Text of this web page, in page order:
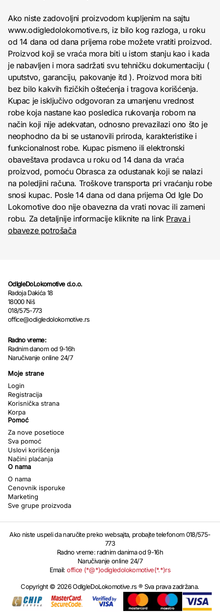
Ako niste zadovoljni proizvodom kupljenim na sajtu
www.odigledolokomotive.rs, iz bilo kog razloga, u roku
od 14 dana od dana prijema robe možete vratiti proizvod.
Proizvod koji se vraća mora biti u istom stanju kao i kada
je nabavljen i mora sadržati svu tehničku dokumentaciju (
uputstvo, garanciju, pakovanje itd ). Proizvod mora biti
bez bilo kakvih fizičkih oštećenja i tragova korišćenja.
Kupac je isključivo odgovoran za umanjenu vrednost
robe koja nastane kao posledica rukovanja robom na
način koji nije adekvatan, odnosno prevazilazi ono što je
neophodno da bi se ustanovili priroda, karakteristike i
funkcionalnost robe. Kupac pismeno ili elektronski
obaveštava prodavca u roku od 14 dana da vraća
proizvod, pomoću Obrasca za odustanak koji se nalazi
na poledjini računa. Troškove transporta pri vraćanju robe
snosi kupac. Posle 14 dana od dana prijema Od Igle Do
Lokomotive doo nije obavezna da vrati novac ili zameni
robu. Za detaljnije informacije kliknite na link Prava i
obaveze potrošača
OdIgleDoLokomotive d.o.o.
Radoja Dakića 18
18000 Niš
018/575-773
office@odigledolokomotive.rs
Radno vreme:
Radnim danom od 9-16h
Naručivanje online 24/7
Moje strane
Login
Registracija
Korisnička strana
Korpa
Pomoć
Za nove posetioce
Sva pomoć
Uslovi korišćenja
Načini plaćanja
O nama
O nama
Cenovnik isporuke
Marketing
Sve grupe proizvoda
Ako niste uspeli da naručite preko websajta, probajte telefonom 018/575-
773
Radno vreme: radnim danima od 9-16h
Naručivanje online 24/7
Email:office (*@*)odigledolokomotive(*.*)rs
Copyright © 2026 OdIgleDoLokomotive.rs ® Sva prava zadržana.